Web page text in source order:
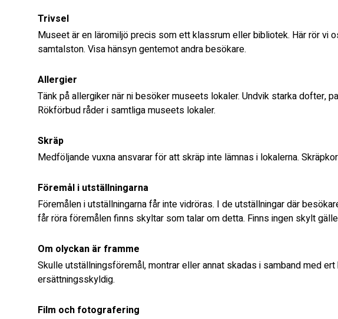
Trivsel
Museet är en läromiljö precis som ett klassrum eller bibliotek. Här rör vi
samtalston. Visa hänsyn gentemot andra besökare.
Allergier
Tänk på allergiker när ni besöker museets lokaler. Undvik starka dofter,
Rökförbud råder i samtliga museets lokaler.
Skräp
Medföljande vuxna ansvarar för att skräp inte lämnas i lokalerna.
Föremål i utställningarna
Föremålen i utställningarna får inte vidröras. I de utställningar där
får röra föremålen finns skyltar som talar om detta. Finns ingen skylt
Om olyckan är framme
Skulle utställningsföremål, montrar eller annat skadas i samband med
ersättningsskyldig.
Film och fotografering